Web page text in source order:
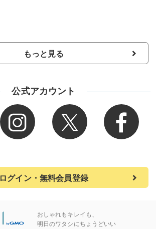
もっと見る
公式アカウント
ログイン・無料会員登録
おしゃれもキレイも、
明日のワタシにちょうどいい